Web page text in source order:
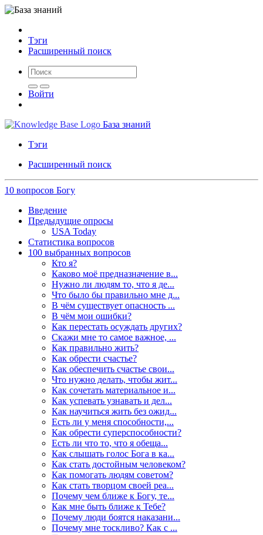
Тэги
Расширенный поиск
Войти
База знаний
Тэги
Расширенный поиск
10 вопросов Богу
Введение
Предыдущие опросы
USA Today
Статистика вопросов
100 выбранных вопросов
Кто я?
Каково моё предназначение в...
Нужно ли людям то, что я де...
Что было бы правильно мне д...
В чём существует опасность ...
В чём мои ошибки?
Как перестать осуждать других?
Скажи мне то самое важное, ...
Как правильно жить?
Как обрести счастье?
Как обеспечить счастье свои...
Что нужно делать, чтобы жит...
Как сочетать материальное и...
Как успевать узнавать и дел...
Как научиться жить без ожид...
Есть ли у меня способности,...
Как обрести суперспособности?
Есть ли что то, что я обеща...
Как слышать голос Бога в ка...
Как стать достойным человеком?
Как помогать людям советом?
Как стать творцом своей реа...
Почему чем ближе к Богу, те...
Как мне быть ближе к Тебе?
Почему люди боятся наказани...
Почему мне тоскливо? Как с ...